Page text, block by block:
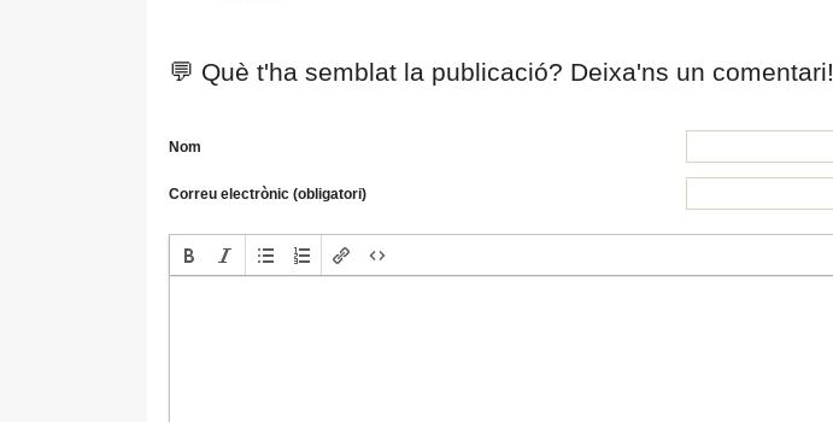
💬 Què t'ha semblat la publicació? Deixa'ns un comentari!
Nom
Correu electrònic (obligatori)